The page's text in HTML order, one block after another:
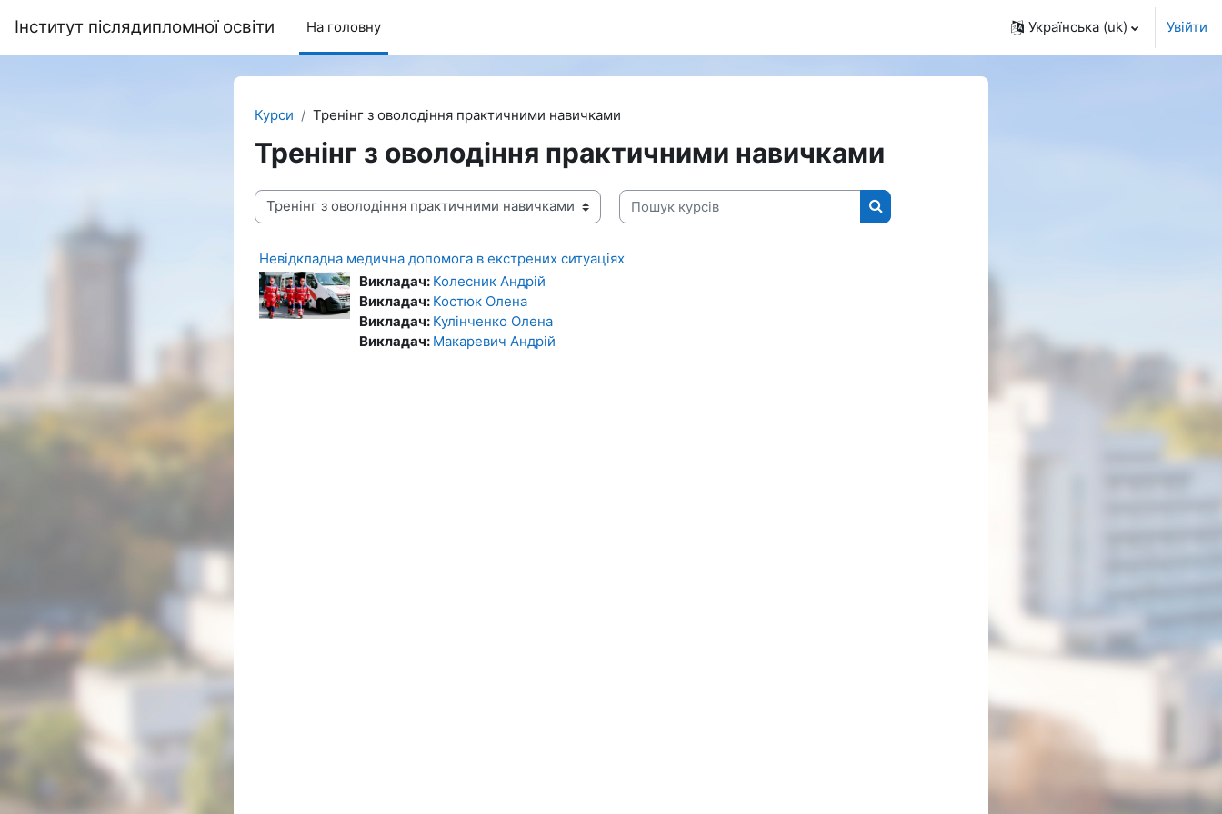
Інститут післядипломної освіти На головну Українська ‎(uk)‎ Увійти
Курси Тренінг з оволодіння практичними навичками
Тренінг з оволодіння практичними навичками
Категорії курсів
Пошук курсів
Пошук курсів
Невідкладна медична допомога в екстрених ситуаціях
Викладач: Колесник Андрій
Викладач: Костюк Олена
Викладач: Кулінченко Олена
Викладач: Макаревич Андрій